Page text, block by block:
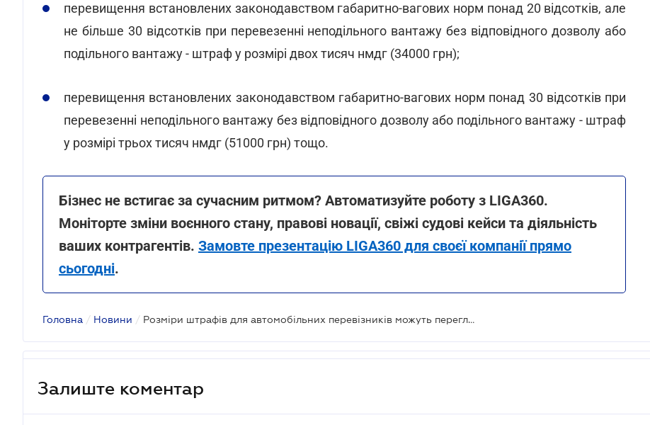
перевищення встановлених законодавством габаритно-вагових норм понад 20 відсотків, але
не більше 30 відсотків при перевезенні неподільного вантажу без відповідного дозволу або
подільного вантажу - штраф у розмірі двох тисяч нмдг (34000 грн);
перевищення встановлених законодавством габаритно-вагових норм понад 30 відсотків при
перевезенні неподільного вантажу без відповідного дозволу або подільного вантажу - штраф
у розмірі трьох тисяч нмдг (51000 грн) тощо.
Бізнес не встигає за сучасним ритмом? Автоматизуйте роботу з LIGA360.
Моніторте зміни воєнного стану, правові новації, свіжі судові кейси та діяльність
ваших контрагентів. Замовте презентацію LIGA360 для своєї компанії прямо
сьогодні.
Головна / Новини / Розміри штрафів для автомобільних перевізників можуть переглянути
Залиште коментар